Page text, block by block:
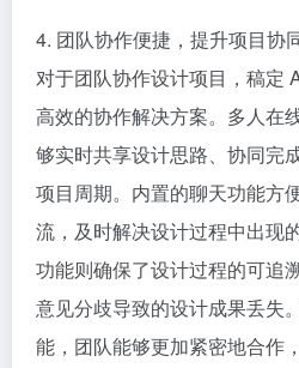
4. 团队协作便捷，提升项目协
对于团队协作设计项目，稿定
高效的协作解决方案。多人在
够实时共享设计思路、协同完
项目周期。内置的聊天功能方
流，及时解决设计过程中出现
功能则确保了设计过程的可追
意见分歧导致的设计成果丢失
能，团队能够更加紧密地合作